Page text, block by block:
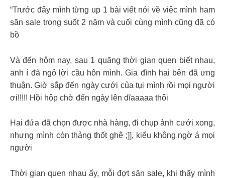
“Trước đây mình từng up 1 bài viết nói về việc mình ham
săn sale trong suốt 2 năm và cuối cùng mình cũng đã có
bồ
Và đến hôm nay, sau 1 quãng thời gian quen biết nhau,
anh í đã ngỏ lời cầu hôn mình. Gia đình hai bên đã ưng
thuận. Giờ sắp đến ngày cưới của tụi mình rồi mọi người
ơi!!!!! Hồi hộp chờ đến ngày lên dĩaaaaa thôi
Hai đứa đã chọn được nhà hàng, đi chụp ảnh cưới xong,
nhưng mình còn thảng thốt ghê ;]], kiểu không ngờ á mọi
người
Thời gian quen nhau ấy, mỗi đợt săn sale, khi thấy mình